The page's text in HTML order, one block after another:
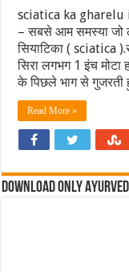
sciatica ka
– सबसे आम समस्या जो
सियाटिका ( sciatica
सिरा लगभग 1 इंच
के पिछले भाग से गुजरती
Read More »
Download Only